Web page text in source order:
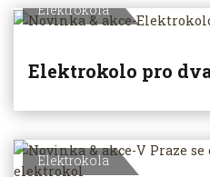
Elektrokola
Elektrokolo pro
Elektrokola